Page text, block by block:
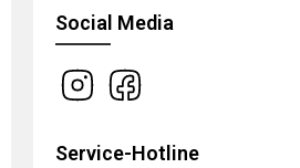
Social Media
Service-Hotline